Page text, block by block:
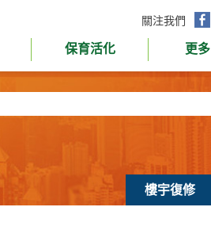
關注我們
面
保育活化 更多
樓宇復修